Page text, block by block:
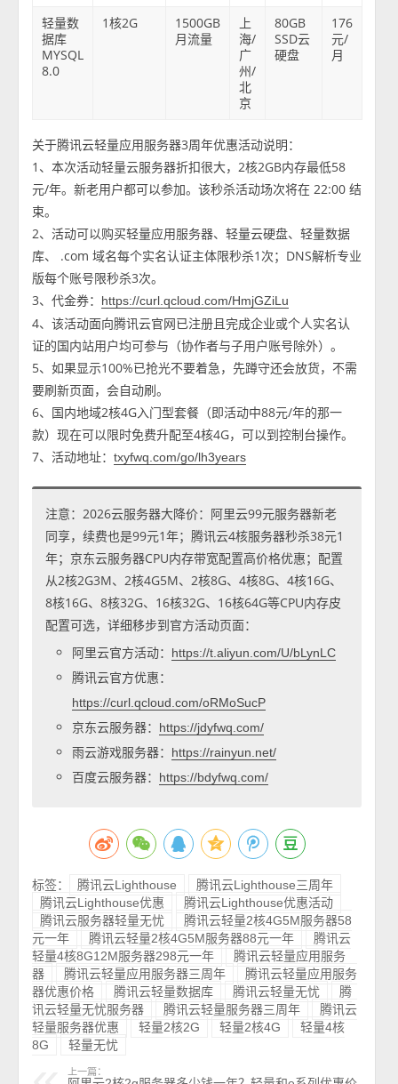
轻量数
据库
MYSQL
8.0
1核2G
1500GB
月流量
上
海/
广
州/
北
京
80GB
SSD云
硬盘
176
元/
月
关于腾讯云轻量应用服务器3周年优惠活动说明：
1、本次活动轻量云服务器折扣很大，2核2GB内存最低58
元/年。新老用户都可以参加。该秒杀活动场次将在 22:00 结
束。
2、活动可以购买轻量应用服务器、轻量云硬盘、轻量数据
库、 .com 域名每个实名认证主体限秒杀1次；DNS解析专业
版每个账号限秒杀3次。
3、代金券：
https://curl.qcloud.com/HmjGZiLu
4、该活动面向腾讯云官网已注册且完成企业或个人实名认
证的国内站用户均可参与（协作者与子用户账号除外）。
5、如果显示100%已抢光不要着急，先蹲守还会放货，不需
要刷新页面，会自动刷。
6、国内地域2核4G入门型套餐（即活动中88元/年的那一
款）现在可以限时免费升配至4核4G，可以到控制台操作。
7、活动地址：txyfwq.com/go/lh3years
注意：2026云服务器大降价：阿里云99元服务器新老
同享，续费也是99元1年；腾讯云4核服务器秒杀38元1
年；京东云服务器CPU内存带宽配置高价格优惠；配置
从2核2G3M、2核4G5M、2核8G、4核8G、4核16G、
8核16G、8核32G、16核32G、16核64G等CPU内存皮
配置可选，详细移步到官方活动页面：
阿里云官方活动：
https://t.aliyun.com/U/bLynLC
腾讯云官方优惠：
https://curl.qcloud.com/oRMoSucP
京东云服务器： https://jdyfwq.com/
雨云游戏服务器： https://rainyun.net/
百度云服务器： https://bdyfwq.com/
标签： 腾讯云Lighthouse
腾讯云Lighthouse三周年
腾讯云Lighthouse优惠
腾讯云Lighthouse优惠活动
腾讯云服务器轻量无忧
腾讯云轻量2核4G5M服务器58
元一年
腾讯云轻量2核4G5M服务器88元一年
腾讯云
轻量4核8G12M服务器298元一年
腾讯云轻量应用服务
器
腾讯云轻量应用服务器三周年
腾讯云轻量应用服务
器优惠价格
腾讯云轻量数据库 腾讯云轻量无忧
腾
讯云轻量无忧服务器
腾讯云轻量服务器三周年
腾讯云
轻量服务器优惠
轻量2核2G 轻量2核4G
轻量4核
8G
轻量无忧
上一篇：